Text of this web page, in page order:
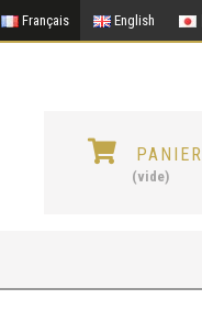
Français English
PANIER
(vide)